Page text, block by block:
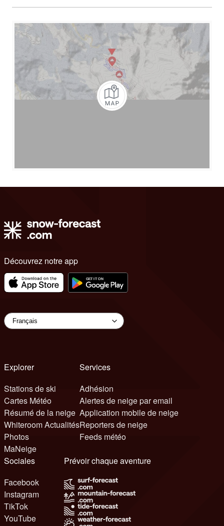
Découvrez notre app
Explorer
Stations de ski
Cartes Météo
Résumé de la neige
Whiteroom Actualités
Photos
MaNeige
Services
Adhésion
Alertes de neige par email
Application mobile de neige
Reporters de neige
Feeds météo
Sociales
Facebook
Instagram
TikTok
YouTube
Prévoir chaque aventure